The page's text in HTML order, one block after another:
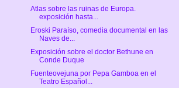
Atlas sobre las ruinas de Europa.
exposición hasta...
Eroski Paraíso, comedia documental en las
Naves de...
Exposición sobre el doctor Bethune en
Conde Duque
Fuenteovejuna por Pepa Gamboa en el
Teatro Español...